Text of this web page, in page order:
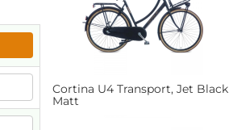
Cortina U4 Transport, Jet Black
Matt